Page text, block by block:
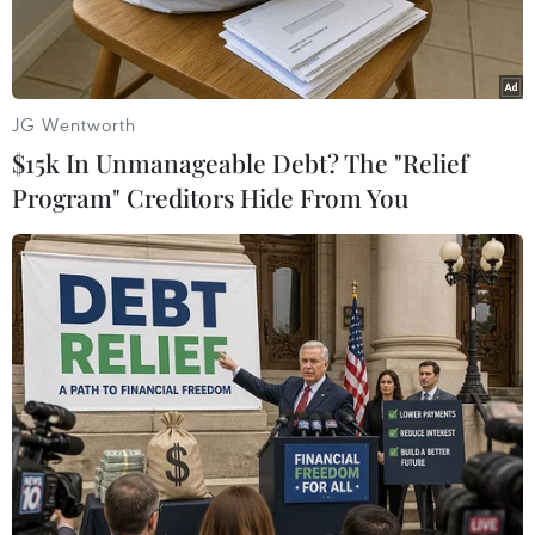
người.
Trung tướng Lê Đức Thái và bà Victoria Pullen ký kết Thỏa thuận
hợp tác phòng, chống mua bán người. (Nguồn: Quân đội Nhân
dân)
JG Wentworth
$15k In Unmanageable Debt? The "Relief
Program" Creditors Hide From You